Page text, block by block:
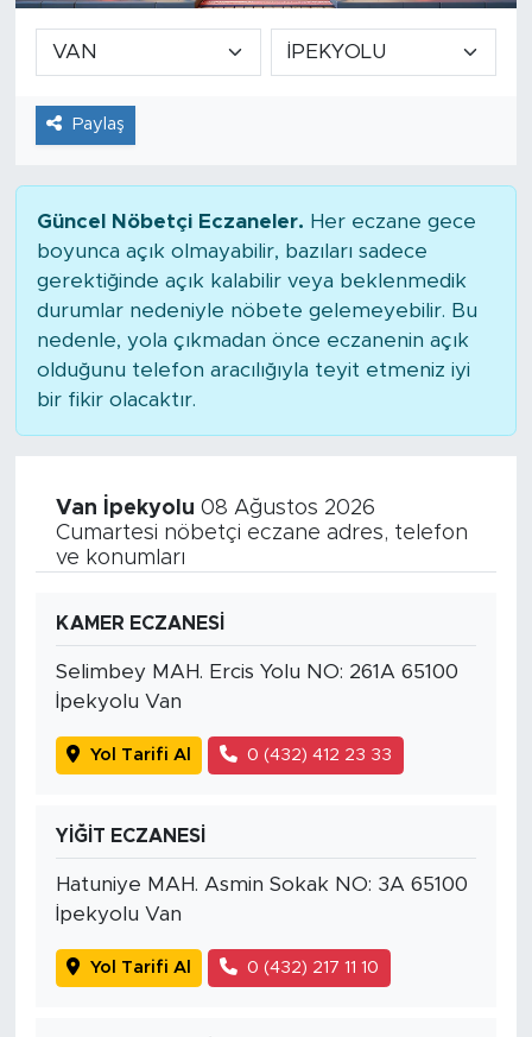
Paylaş
Güncel Nöbetçi Eczaneler. Her eczane gece
boyunca açık olmayabilir, bazıları sadece
gerektiğinde açık kalabilir veya beklenmedik
durumlar nedeniyle nöbete gelemeyebilir. Bu
nedenle, yola çıkmadan önce eczanenin açık
olduğunu telefon aracılığıyla teyit etmeniz iyi
bir fikir olacaktır.
Van İpekyolu 08 Ağustos 2026
Cumartesi nöbetçi eczane adres, telefon
ve konumları
KAMER ECZANESİ
Selimbey MAH. Ercis Yolu NO: 261A 65100
İpekyolu Van
Yol Tarifi Al 0 (432) 412 23 33
YİĞİT ECZANESİ
Hatuniye MAH. Asmin Sokak NO: 3A 65100
İpekyolu Van
Yol Tarifi Al 0 (432) 217 11 10